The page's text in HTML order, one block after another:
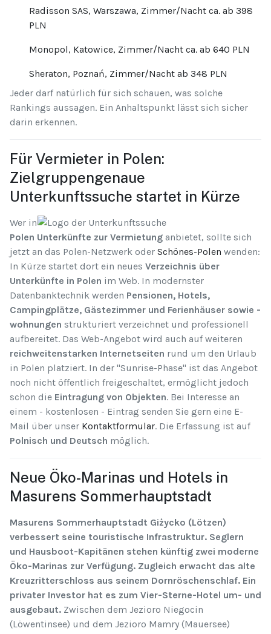
Radisson SAS, Warszawa, Zimmer/Nacht ca. ab 398
PLN
Monopol, Katowice, Zimmer/Nacht ca. ab 640 PLN
Sheraton, Poznań, Zimmer/Nacht ab 348 PLN
Jeder darf natürlich für sich schauen, was solche
Rankings aussagen. Ein Anhaltspunkt lässt sich sicher
darin erkennen.
Für Vermieter in Polen:
Zielgruppengenaue
Unterkunftssuche startet in Kürze
Wer in
Polen Unterkünfte zur Vermietung anbietet, sollte sich
jetzt an das Polen-Netzwerk oder Schönes-Polen wenden:
In Kürze startet dort ein neues Verzeichnis über
Unterkünfte in Polen im Web. In modernster
Datenbanktechnik werden Pensionen, Hotels,
Campingplätze, Gästezimmer und Ferienhäuser sowie -
wohnungen strukturiert verzeichnet und professionell
aufbereitet. Das Web-Angebot wird auch auf weiteren
reichweitenstarken Internetseiten rund um den Urlaub
in Polen platziert. In der "Sunrise-Phase" ist das Angebot
noch nicht öffentlich freigeschaltet, ermöglicht jedoch
schon die Eintragung von Objekten. Bei Interesse an
einem - kostenlosen - Eintrag senden Sie gern eine E-
Mail über unser Kontaktformular. Die Erfassung ist auf
Polnisch und Deutsch möglich.
Neue Öko-Marinas und Hotels in
Masurens Sommerhauptstadt
Masurens Sommerhauptstadt Giżycko (Lötzen)
verbessert seine touristische Infrastruktur. Seglern
und Hausboot-Kapitänen stehen künftig zwei moderne
Öko-Marinas zur Verfügung. Zugleich erwacht das alte
Kreuzritterschloss aus seinem Dornröschenschlaf. Ein
privater Investor hat es zum Vier-Sterne-Hotel um- und
ausgebaut. Zwischen dem Jezioro Niegocin
(Löwentinsee) und dem Jezioro Mamry (Mauersee)